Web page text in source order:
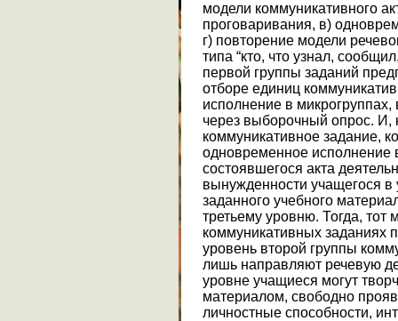
модели коммуникативного
проговаривания, в)
г) повторение модели
типа “кто, что узнал,
первой группы заданий
отборе единиц
исполнение в микрогруппах,
через выборочный опрос. И,
коммуникативное задание,
одновременное исполнение
состоявшегося акта
вынужденности учащегося в
заданного учебного
третьему уровню. Тогда,
коммуникативных заданиях
уровень второй группы
лишь направляют речевую
уровне учащиеся могут
материалом, свободно
личностные способности,